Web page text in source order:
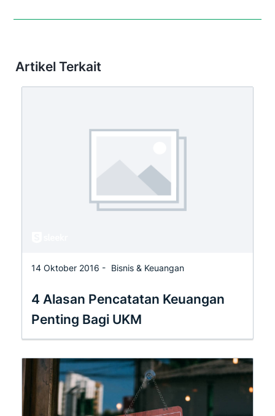
Artikel Terkait
14 Oktober 2016 - Bisnis & Keuangan
4 Alasan Pencatatan Keuangan
Penting Bagi UKM